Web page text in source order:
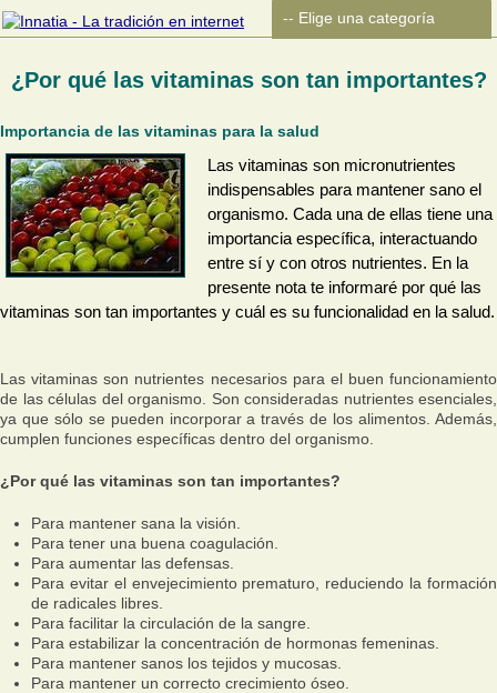
¿Por qué las vitaminas son tan importantes?
Importancia de las vitaminas para la salud
Las vitaminas son micronutrientes
indispensables para mantener sano el
organismo. Cada una de ellas tiene una
importancia específica, interactuando
entre sí y con otros nutrientes. En la
presente nota te informaré por qué las
vitaminas son tan importantes y cuál es su funcionalidad en la salud.
Las vitaminas son nutrientes necesarios para el buen funcionamiento
de las células del organismo. Son consideradas nutrientes esenciales,
ya que sólo se pueden incorporar a través de los alimentos. Además,
cumplen funciones específicas dentro del organismo.
¿Por qué las vitaminas son tan importantes?
Para mantener sana la visión.
Para tener una buena coagulación.
Para aumentar las defensas.
Para evitar el envejecimiento prematuro, reduciendo la formación
de radicales libres.
Para facilitar la circulación de la sangre.
Para estabilizar la concentración de hormonas femeninas.
Para mantener sanos los tejidos y mucosas.
Para mantener un correcto crecimiento óseo.